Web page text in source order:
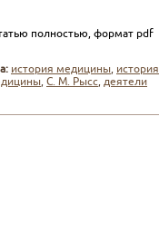
полностью, формат pdf
история медицины, история
,С. М. Рысс,деятели